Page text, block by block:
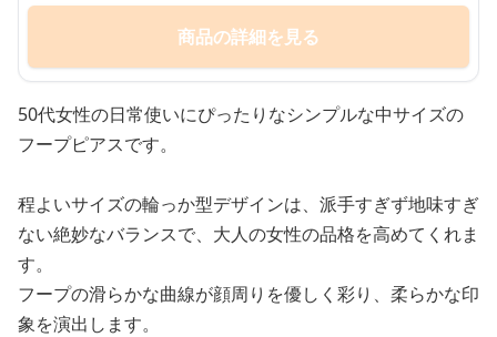
商品の詳細を見る
50代女性の日常使いにぴったりなシンプルな中サイズの
フープピアスです。
程よいサイズの輪っか型デザインは、派手すぎず地味すぎ
ない絶妙なバランスで、大人の女性の品格を高めてくれま
す。
フープの滑らかな曲線が顔周りを優しく彩り、柔らかな印
象を演出します。